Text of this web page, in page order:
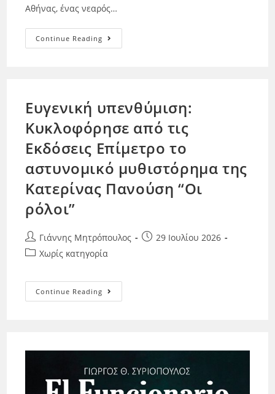
Αθήνας, ένας νεαρός…
Continue Reading
Ευγενική υπενθύμιση:
Κυκλοφόρησε από τις
Εκδόσεις Επίμετρο το
αστυνομικό μυθιστόρημα της
Κατερίνας Πανούση “Οι
ρόλοι”
Γιάννης Μητρόπουλος
29 Ιουλίου 2026
Χωρίς κατηγορία
Continue Reading